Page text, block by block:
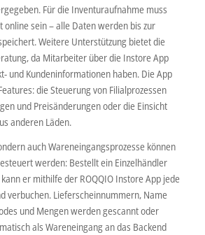
Für die Inventuraufnahme muss
online sein – alle Daten werden bis zur
Weitere Unterstützung bietet die
da Mitarbeiter über die Instore App
und Kundeninformationen haben. Die App
die Steuerung von Filialprozessen
und Preisänderungen oder die Einsicht
anderen Läden.
auch Wareneingangsprozesse können
werden: Bestellt ein Einzelhändler
er mithilfe der ROQQIO Instore App jede
verbuchen. Lieferscheinnummern, Name
und Mengen werden gescannt oder
als Wareneingang an das Backend